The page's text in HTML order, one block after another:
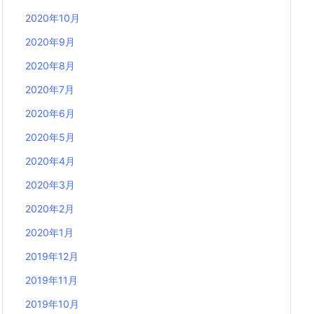
2020年10月
2020年9月
2020年8月
2020年7月
2020年6月
2020年5月
2020年4月
2020年3月
2020年2月
2020年1月
2019年12月
2019年11月
2019年10月